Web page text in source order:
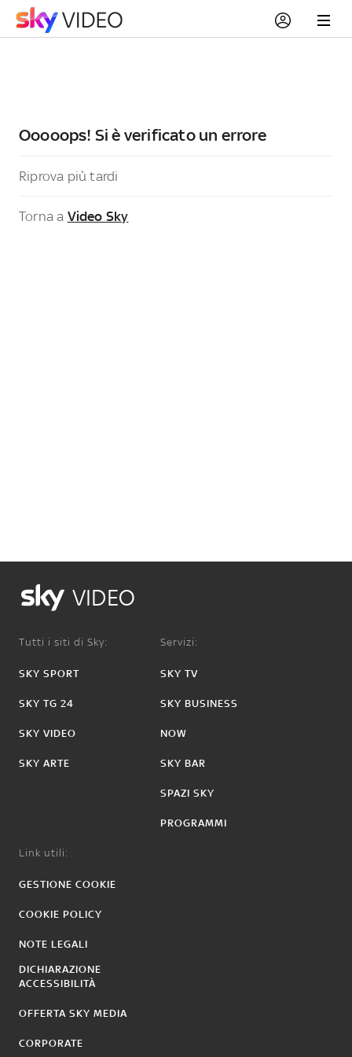
Ooooops! Si è verificato un errore
Riprova più tardi
Torna a Video Sky
VIDEO
Tutti i siti di Sky:
SKY SPORT
SKY TG 24
SKY VIDEO
SKY ARTE
Servizi:
SKY TV
SKY BUSINESS
NOW
SKY BAR
SPAZI SKY
PROGRAMMI
Link utili:
GESTIONE COOKIE
COOKIE POLICY
NOTE LEGALI
DICHIARAZIONE
ACCESSIBILITÀ
OFFERTA SKY MEDIA
CORPORATE